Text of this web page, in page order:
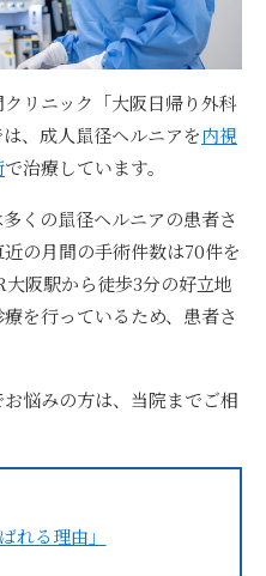
リニック「大阪日帰り外科
、成人鼠径ヘルニアを内視
で治療しています。
くの鼠径ヘルニアの患者さ
の月間の手術件数は70件を
阪駅から徒歩3分の好立地
を行っているため、患者さ
悩みの方は、当院までご相
れる理由」